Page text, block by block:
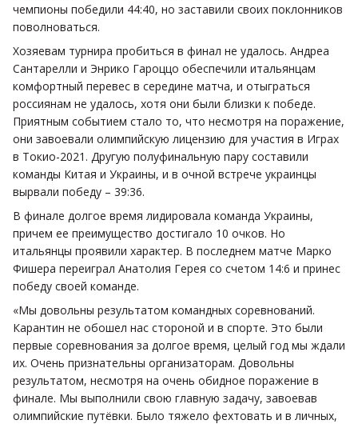
чемпионы победили 44:40, но заставили своих поклонников
поволноваться.
Хозяевам турнира пробиться в финал не удалось. Андреа
Сантарелли и Энрико Гароццо обеспечили итальянцам
комфортный перевес в середине матча, и отыграться
россиянам не удалось, хотя они были близки к победе.
Приятным событием стало то, что несмотря на поражение,
они завоевали олимпийскую лицензию для участия в Играх
в Токио-2021. Другую полуфинальную пару составили
команды Китая и Украины, и в очной встрече украинцы
вырвали победу – 39:36.
В финале долгое время лидировала команда Украины,
причем ее преимущество достигало 10 очков. Но
итальянцы проявили характер. В последнем матче Марко
Фишера переиграл Анатолия Герея со счетом 14:6 и принес
победу своей команде.
«Мы довольны результатом командных соревнований.
Карантин не обошел нас стороной и в спорте. Это были
первые соревнования за долгое время, целый год мы ждали
их. Очень признательны организаторам. Довольны
результатом, несмотря на очень обидное поражение в
финале. Мы выполнили свою главную задачу, завоевав
олимпийские путёвки. Было тяжело фехтовать и в личных,